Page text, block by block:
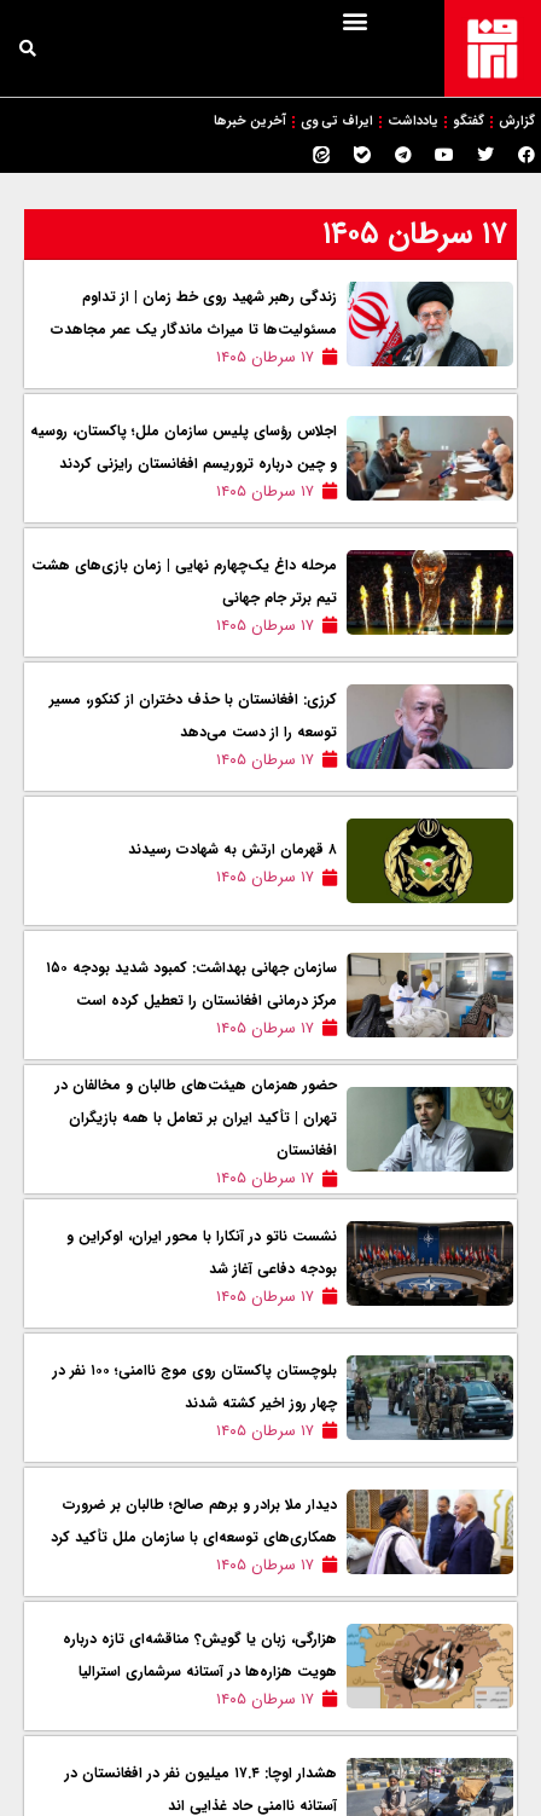
گزارش گفتگو یادداشت ایراف تی وی آخرین خبرها
۱۷ سرطان ۱۴۰۵
زندگی رهبر شهید روی خط زمان | از تداوم
مسئولیت‌ها تا میراث ماندگار یک عمر مجاهدت
۱۷ سرطان ۱۴۰۵
اجلاس رؤسای پلیس سازمان ملل؛ پاکستان، روسیه
و چین درباره تروریسم افغانستان رایزنی کردند
۱۷ سرطان ۱۴۰۵
مرحله داغ یک‌چهارم نهایی | زمان بازی‌های هشت
تیم برتر جام جهانی
۱۷ سرطان ۱۴۰۵
کرزی: افغانستان با حذف دختران از کنکور، مسیر
توسعه را از دست می‌دهد
۱۷ سرطان ۱۴۰۵
۸ قهرمان ارتش به شهادت رسیدند
۱۷ سرطان ۱۴۰۵
سازمان جهانی بهداشت: کمبود شدید بودجه ۱۵۰
مرکز درمانی افغانستان را تعطیل کرده است
۱۷ سرطان ۱۴۰۵
حضور همزمان هیئت‌های طالبان و مخالفان در
تهران | تأکید ایران بر تعامل با همه بازیگران
افغانستان
۱۷ سرطان ۱۴۰۵
نشست ناتو در آنکارا با محور ایران، اوکراین و
بودجه دفاعی آغاز شد
۱۷ سرطان ۱۴۰۵
بلوچستان پاکستان روی موج ناامنی؛ ۱۰۰ نفر در
چهار روز اخیر کشته شدند
۱۷ سرطان ۱۴۰۵
دیدار ملا برادر و برهم صالح؛ طالبان بر ضرورت
همکاری‌های توسعه‌ای با سازمان ملل تأکید کرد
۱۷ سرطان ۱۴۰۵
هزارگی، زبان یا گویش؟ مناقشه‌ای تازه درباره
هویت هزاره‌ها در آستانه سرشماری استرالیا
۱۷ سرطان ۱۴۰۵
هشدار اوچا: ۱۷.۴ میلیون نفر در افغانستان در
آستانه ناامنی حاد غذایی اند